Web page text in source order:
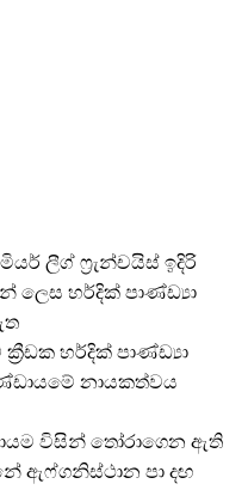
ලීග් ෆ්‍රැන්චයිස් ඉදිරි
ලෙස හර්දික් පාණ්ඩ්‍යා
හර්දික් පාණ්ඩ්‍යා
නායකත්වය
විසින් තෝරාගෙන ඇති
ඇෆ්ගනිස්ථාන පා දඟ